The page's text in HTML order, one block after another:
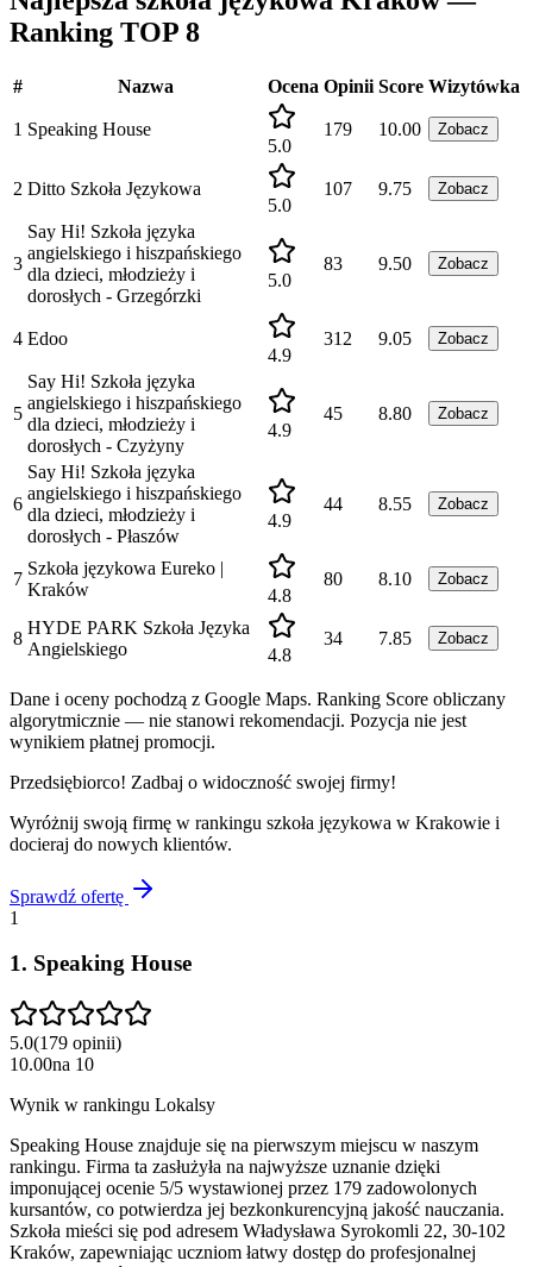
Ranking TOP 8
# Nazwa Ocena Opinii Score Wizytówka
1 Speaking House
5.0
179 10.00 Zobacz
2 Ditto Szkoła Językowa
5.0
107 9.75 Zobacz
3
Say Hi! Szkoła języka
angielskiego i hiszpańskiego
dla dzieci, młodzieży i
dorosłych - Grzegórzki
5.0
83 9.50 Zobacz
4 Edoo
4.9
312 9.05 Zobacz
5
Say Hi! Szkoła języka
angielskiego i hiszpańskiego
dla dzieci, młodzieży i
dorosłych - Czyżyny
4.9
45 8.80 Zobacz
6
Say Hi! Szkoła języka
angielskiego i hiszpańskiego
dla dzieci, młodzieży i
dorosłych - Płaszów
4.9
44 8.55 Zobacz
7
Szkoła językowa Eureko |
Kraków
4.8
80 8.10 Zobacz
8
HYDE PARK Szkoła Języka
Angielskiego
4.8
34 7.85 Zobacz
Dane i oceny pochodzą z Google Maps. Ranking Score obliczany
algorytmicznie — nie stanowi rekomendacji. Pozycja nie jest
wynikiem płatnej promocji.
Przedsiębiorco! Zadbaj o widoczność swojej firmy!
Wyróżnij swoją firmę w rankingu szkoła językowa w Krakowie i
docieraj do nowych klientów.
Sprawdź ofertę
1
1. Speaking House
5.0(179 opinii)
10.00na 10
Wynik w rankingu Lokalsy
Speaking House znajduje się na pierwszym miejscu w naszym
rankingu. Firma ta zasłużyła na najwyższe uznanie dzięki
imponującej ocenie 5/5 wystawionej przez 179 zadowolonych
kursantów, co potwierdza jej bezkonkurencyjną jakość nauczania.
Szkoła mieści się pod adresem Władysława Syrokomli 22, 30-102
Kraków, zapewniając uczniom łatwy dostęp do profesjonalnej